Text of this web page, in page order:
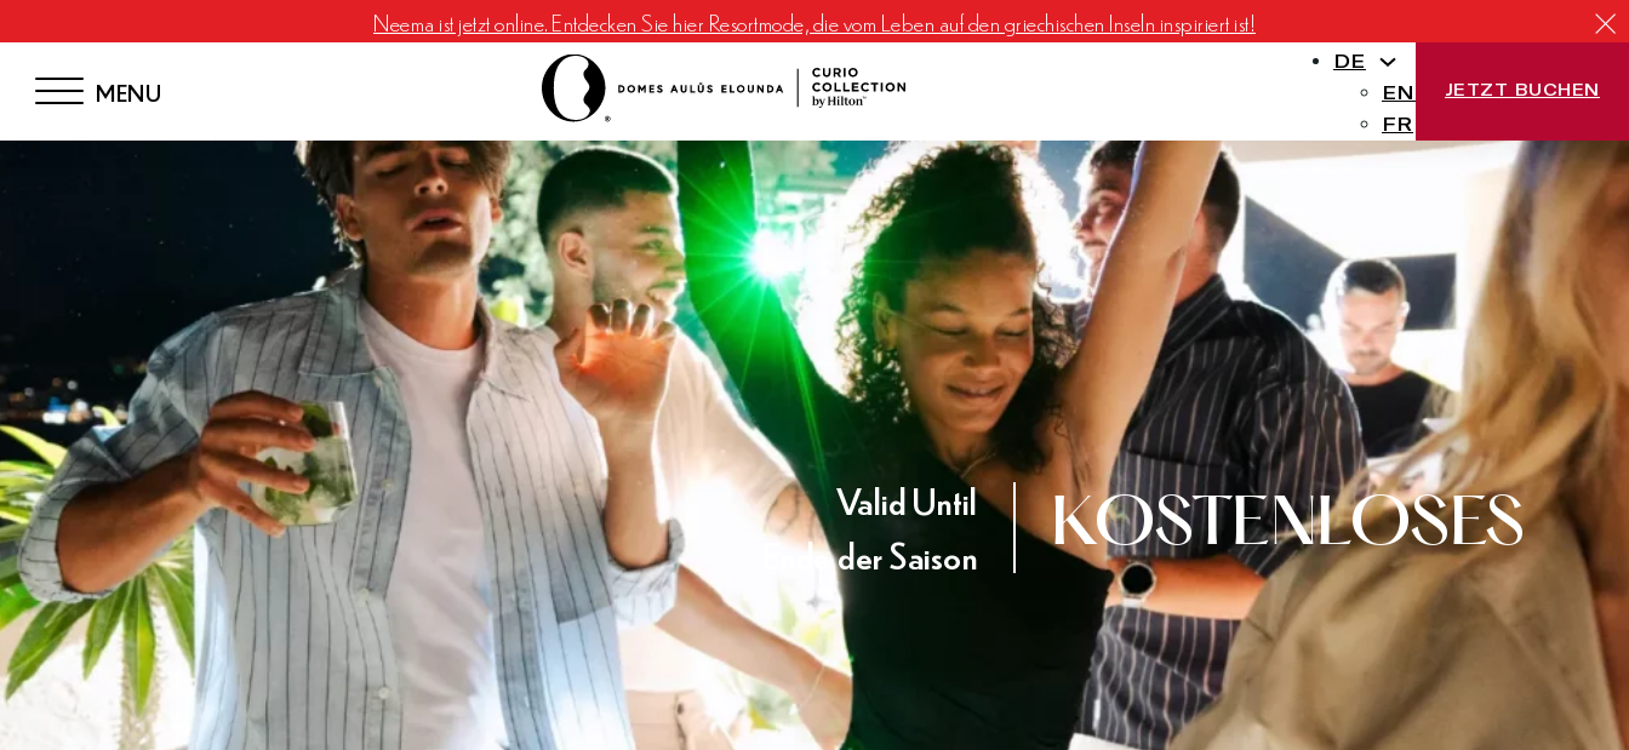
Neema ist jetzt online. Entdecken Sie hier Resortmode, die vom Leben auf den griechischen Inseln inspiriert ist!
MENU
DE
EN
FR
JETZT BUCHEN
Valid Until
Ende der Saison
KOSTENLOSES